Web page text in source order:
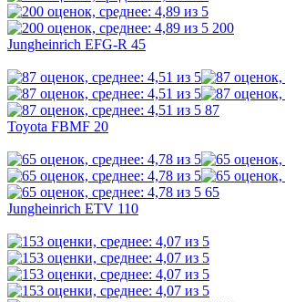
200
Jungheinrich EFG-R 45
87
Toyota FBMF 20
65
Jungheinrich ETV 110